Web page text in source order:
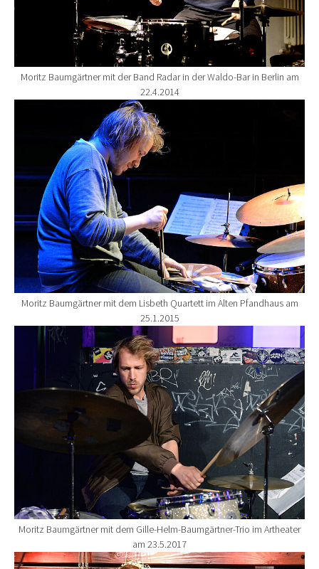
Moritz Baumgärtner mit der Band Radar in der Waldo-Bar in Berlin am
22.4.2014
Show larger version for:
Moritz Baumgärtner mit dem Lisbeth Quartett im Alten Pfandhaus am
25.1.2015
Show larger version for:
Moritz Baumgärtner mit dem Gille-Helm-Baumgärtner-Trio im Artheater
am 23.5.2017
Show larger version for: